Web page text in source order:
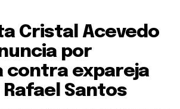
Cristal Acevedo
por
contra expareja
Santos